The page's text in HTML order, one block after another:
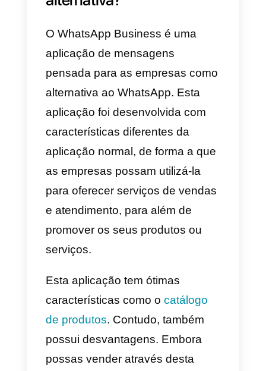
chat não se encontra otimizada
para uso empresarial.
Outras desvantagens que a
plataforma apresenta é não
podermos enviar arquivos, não
plataforma e é difícil vinculá-lo a
outras ferramentas como o
Facebook ou o WhatsApp.
Line
Line é uma das aplicações
móveis de mensagens mais
populares até à data. Conta com
mais de 300 milhões de